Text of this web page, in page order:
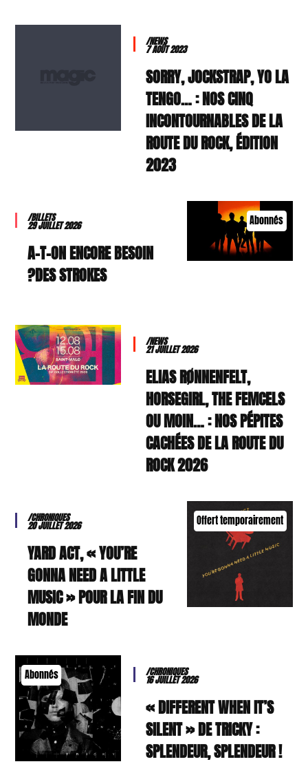
/NEWS
7 AOÛT 2023
SORRY, JOCKSTRAP, YO LA
TENGO… : NOS CINQ
INCONTOURNABLES DE LA
ROUTE DU ROCK, ÉDITION
2023
Abonnés
/BILLETS
29 JUILLET 2026
A-T-ON ENCORE BESOIN
DES STROKES?
/NEWS
21 JUILLET 2026
ELIAS RØNNENFELT,
HORSEGIRL, THE FEMCELS
OU MOIN… : NOS PÉPITES
CACHÉES DE LA ROUTE DU
ROCK 2026
Offert temporairement
/CHRONIQUES
20 JUILLET 2026
YARD ACT, « YOU’RE
GONNA NEED A LITTLE
MUSIC » POUR LA FIN DU
MONDE
Abonnés /CHRONIQUES
16 JUILLET 2026
« DIFFERENT WHEN IT’S
SILENT » DE TRICKY :
SPLENDEUR, SPLENDEUR !